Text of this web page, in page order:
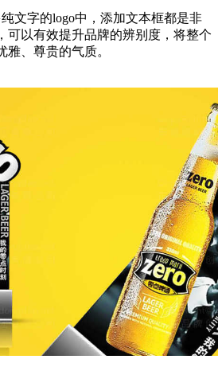
文字的logo中，添加文本框都是非
可以有效提升品牌的辨别度，将整个
、尊贵的气质。